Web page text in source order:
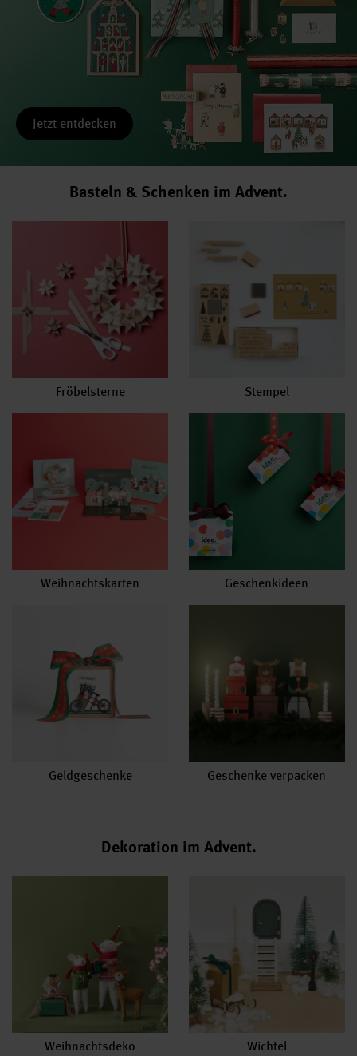
Jetzt entdecken
Basteln & Schenken im Advent.
Fröbelsterne Stempel
Weihnachtskarten Geschenkideen
Geldgeschenke Geschenke verpacken
Dekoration im Advent.
Weihnachtsdeko Wichtel